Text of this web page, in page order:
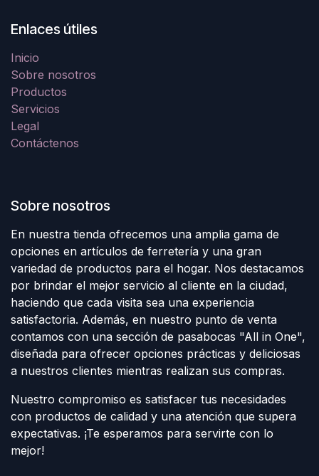
Enlaces útiles
Inicio
Sobre nosotros
Productos
Servicios
Legal
Contáctenos
Sobre nosotros
En nuestra tienda ofrecemos una amplia gama de
opciones en artículos de ferretería y una gran
variedad de productos para el hogar. Nos destacamos
por brindar el mejor servicio al cliente en la ciudad,
haciendo que cada visita sea una experiencia
satisfactoria. Además, en nuestro punto de venta
contamos con una sección de pasabocas "All in One",
diseñada para ofrecer opciones prácticas y deliciosas
a nuestros clientes mientras realizan sus compras.
Nuestro compromiso es satisfacer tus necesidades
con productos de calidad y una atención que supera
expectativas. ¡Te esperamos para servirte con lo
mejor!